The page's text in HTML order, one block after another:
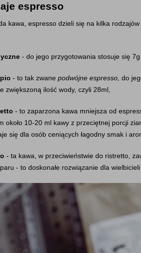
espresso
kawa, espresso dzieli się na kilka
- do jego przygotowania stosuje się 7g
- to tak zwane podwójne espresso, do
zwiększoną ilość wody, czyli 28ml,
- to zaparzona kawa mniejsza od
około 10-20 ml kawy z przeciętnej porcji
się dla osób ceniących łagodny smak i
- ta kawa, w przeciwieństwie do ristretto,
- to doskonałe rozwiązanie dla